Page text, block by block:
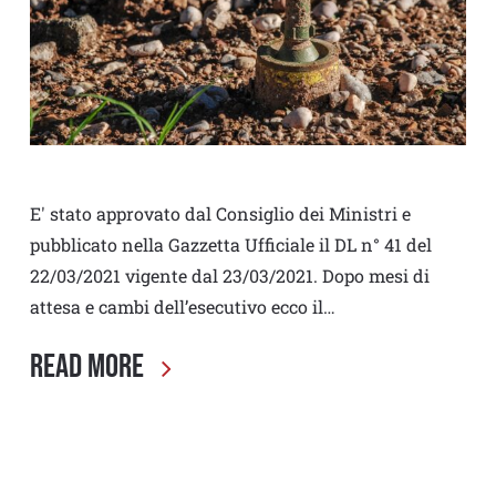
E' stato approvato dal Consiglio dei Ministri e
pubblicato nella Gazzetta Ufficiale il DL n° 41 del
22/03/2021 vigente dal 23/03/2021. Dopo mesi di
attesa e cambi dell’esecutivo ecco il…
Read More